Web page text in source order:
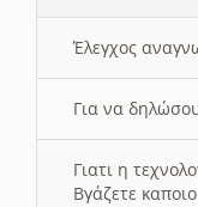
Έλεγχος
Για να
Γιατι η
Βγάζετε